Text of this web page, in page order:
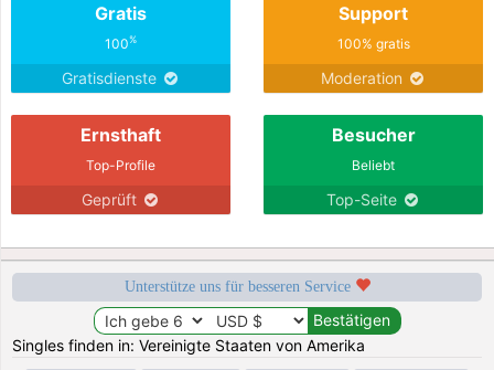
Gratis
100%
Gratisdienste
Support
100% gratis
Moderation
Ernsthaft
Top-Profile
Geprüft
Besucher
Beliebt
Top-Seite
Unterstütze uns für besseren Service
Singles finden in: Vereinigte Staaten von Amerika